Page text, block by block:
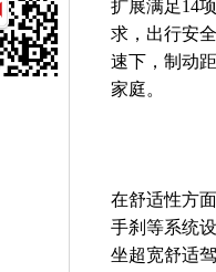
扩展满足14
求，出行安
速下，制动
家庭。
在舒适性方
手刹等系统
坐超宽舒适